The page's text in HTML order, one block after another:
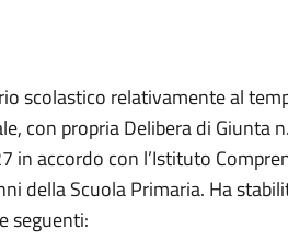
scolastico relativamente al
con propria Delibera di Giunta
in accordo con l’Istituto
della Scuola Primaria. Ha
seguenti: